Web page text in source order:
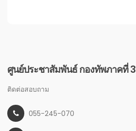
ศูนย์ประชาสัมพันธ์ กองทัพภาคที่ 3
ติดต่อสอบถาม
055-245-070